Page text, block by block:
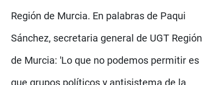
Región de Murcia. En palabras de Paqui
Sánchez, secretaria general de UGT Región
de Murcia: 'Lo que no podemos permitir es
que grupos políticos y antisistema de la